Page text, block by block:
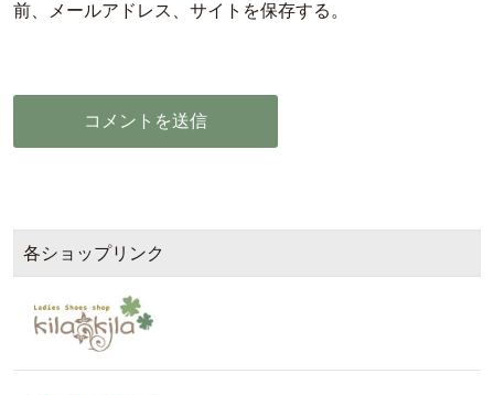
前、メールアドレス、サイトを保存する。
各ショップリンク